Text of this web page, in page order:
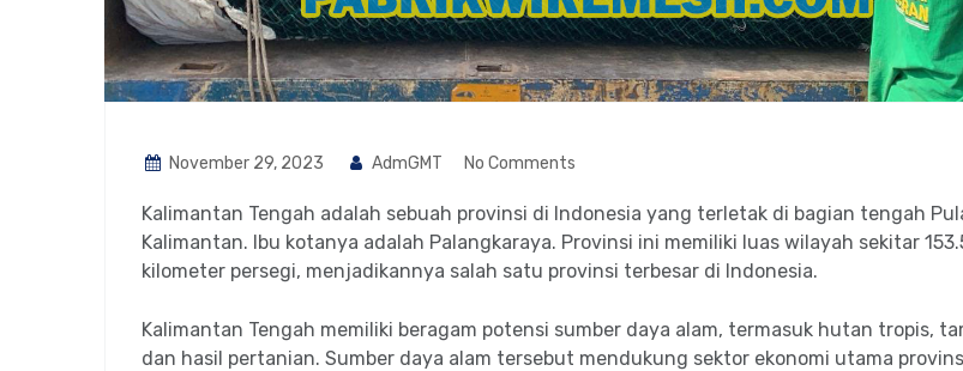
November 29, 2023 AdmGMT No Comments
Kalimantan Tengah adalah sebuah provinsi di Indonesia yang terletak di bagian tengah
Kalimantan. Ibu kotanya adalah Palangkaraya. Provinsi ini memiliki luas wilayah sekitar
kilometer persegi, menjadikannya salah satu provinsi terbesar di Indonesia.
Kalimantan Tengah memiliki beragam potensi sumber daya alam, termasuk hutan tropis,
dan hasil pertanian. Sumber daya alam tersebut mendukung sektor ekonomi utama